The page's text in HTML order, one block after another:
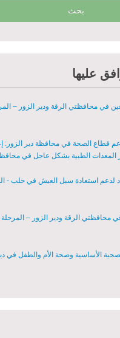
عليها
لإعادة التأهيل في مدينة جسر الشغور –
في محافظتي الرقة ودير الزور –
قطاع الصحة في محافظة دير الزور:
المعدات الطبية بشكل عاجل في
لدعم استعادة سبل العيش في حلب -
محافظتي الرقة ودير الزور – المرحلة
الأساسية وصحة الأم والطفل في
والبنية التحتية المستدامة في